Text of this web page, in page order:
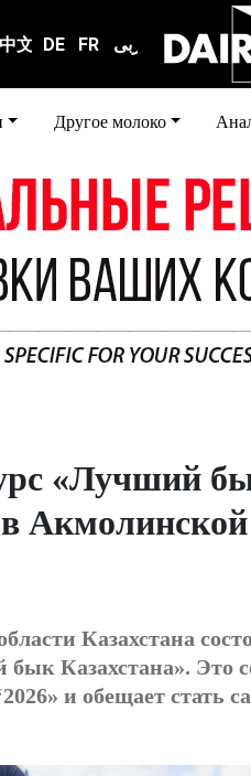
中文 DE FR عربى
Другое молоко
«Лучший
Казахстана
Казахстана». Это
и обещает